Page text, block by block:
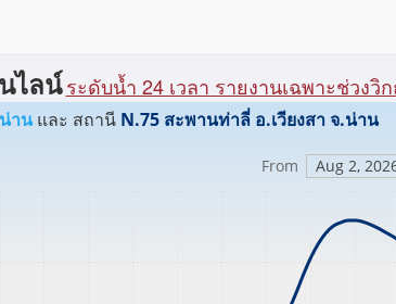
ไลน์ ระดับน้ำ 24 เวลา รายงานเฉพาะช่วงวิ
From Aug 2,
ยาว อ.ปัว จ.น่านและ สถานี N.75 สะพานท่าลี่ อ.เวียงสา จ.น่าน